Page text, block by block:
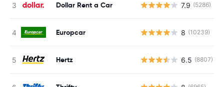
Dollar Rent a Car 7.9 (5286)
Europcar 8 (10239)
Hertz 6.5 (8807)